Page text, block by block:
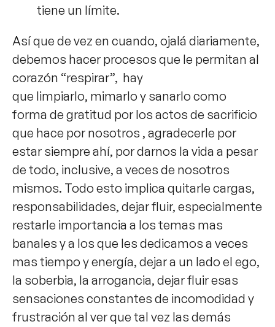
tiene un límite.
Así que de vez en cuando, ojalá diariamente,
debemos hacer procesos que le permitan al
corazón “respirar”, hay
que limpiarlo, mimarlo y sanarlo como
forma de gratitud por los actos de sacrificio
que hace por nosotros , agradecerle por
estar siempre ahí, por darnos la vida a pesar
de todo, inclusive, a veces de nosotros
mismos. Todo esto implica quitarle cargas,
responsabilidades, dejar fluir, especialmente
restarle importancia a los temas mas
banales y a los que les dedicamos a veces
mas tiempo y energía, dejar a un lado el ego,
la soberbia, la arrogancia, dejar fluir esas
sensaciones constantes de incomodidad y
frustración al ver que tal vez las demás